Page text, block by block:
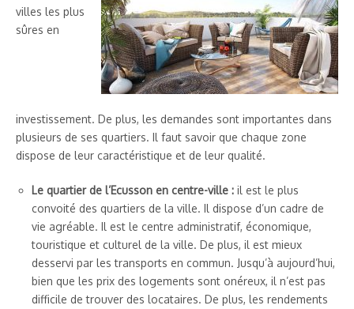
villes les plus
sûres en
investissement. De plus, les demandes sont importantes dans
plusieurs de ses quartiers. Il faut savoir que chaque zone
dispose de leur caractéristique et de leur qualité.
Le quartier de l’Ecusson en centre-ville : il est le plus
convoité des quartiers de la ville. Il dispose d’un cadre de
vie agréable. Il est le centre administratif, économique,
touristique et culturel de la ville. De plus, il est mieux
desservi par les transports en commun. Jusqu’à aujourd’hui,
bien que les prix des logements sont onéreux, il n’est pas
difficile de trouver des locataires. De plus, les rendements